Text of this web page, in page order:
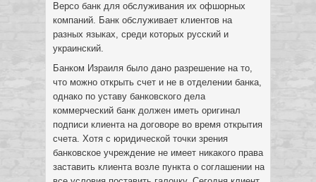
Версо банк для обслуживания их офшорных
компаний. Банк обслуживает клиентов на
разных языках, среди которых русский и
украинский.
Банком Израиля было дано разрешение на то,
что можно открыть счет и не в отделении банка,
однако по уставу банковского дела
коммерческий банк должен иметь оригинал
подписи клиента на договоре во время открытия
счета. Хотя с юридической точки зрения
банковское учреждение не имеет никакого права
заставить клиента возле пункта о соглашении на